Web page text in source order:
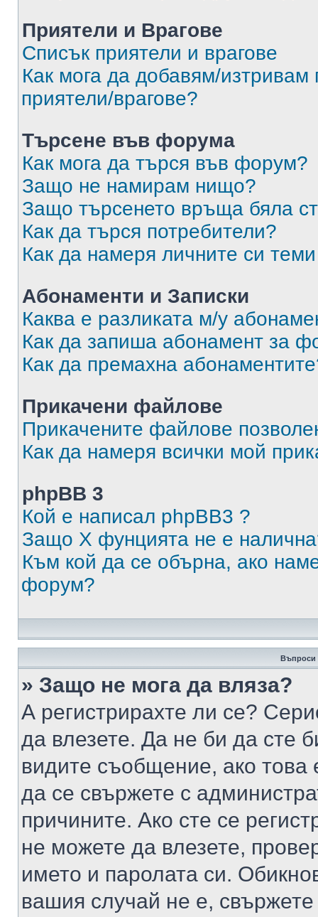
Приятели и Врагове
Списък приятели и врагове
Как мога да добавям/изтривам
приятели/врагове?
Търсене във форума
Как мога да търся във форум?
Защо не намирам нищо?
Защо търсенето връща бяла
Как да търся потребители?
Как да намеря личните си
Абонаменти и Записки
Каква е разликата м/у
Как да запиша абонамент за
Как да премахна
Прикачени файлове
Прикачените файлове
Как да намеря всички мой
phpBB 3
Кой е написал phpBB3 ?
Защо X фунцията не е
Към кой да се обърна, ако
форум?
Въпроси
» Защо не мога да вляза?
А регистрирахте ли се?
да влезете. Да не би да сте
видите съобщение, ако това
да се свържете с
причините. Ако сте се
не можете да влезете,
името и паролата си.
вашия случай не е,